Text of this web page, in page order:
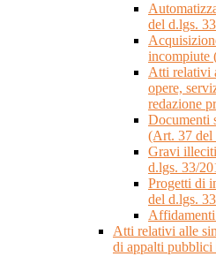
del d.lgs.
incompiute
Atti relativi
opere,
redazione
Documenti
(Art. 37 del
Gravi
d.lgs. 33/
Progetti di
del d.lgs.
Atti relativi alle
di appalti pubblici